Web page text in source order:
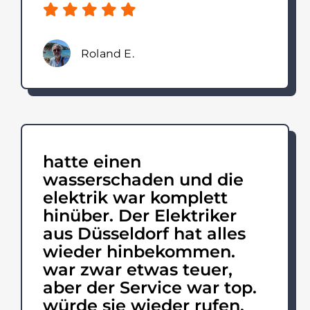
Roland E.
hatte einen
wasserschaden und die
elektrik war komplett
hinüber. Der Elektriker
aus Düsseldorf hat alles
wieder hinbekommen.
war zwar etwas teuer,
aber der Service war top.
würde sie wieder rufen.